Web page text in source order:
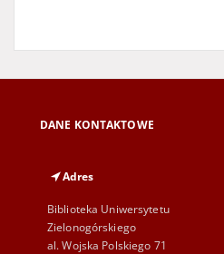
DANE KONTAKTOWE
Adres
Biblioteka Uniwersytetu
Zielonogórskiego
al. Wojska Polskiego 71